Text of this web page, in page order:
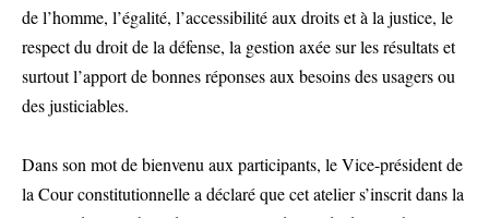
de l’homme, l’égalité, l’accessibilité aux droits et à la justice, le
respect du droit de la défense, la gestion axée sur les résultats et
surtout l’apport de bonnes réponses aux besoins des usagers ou
des justiciables.
Dans son mot de bienvenu aux participants, le Vice-président de
la Cour constitutionnelle a déclaré que cet atelier s’inscrit dans la